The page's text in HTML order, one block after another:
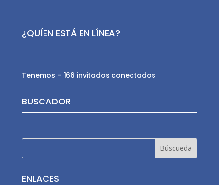
¿QUÍEN ESTÁ EN LÍNEA?
Tenemos – 166 invitados conectados
BUSCADOR
ENLACES